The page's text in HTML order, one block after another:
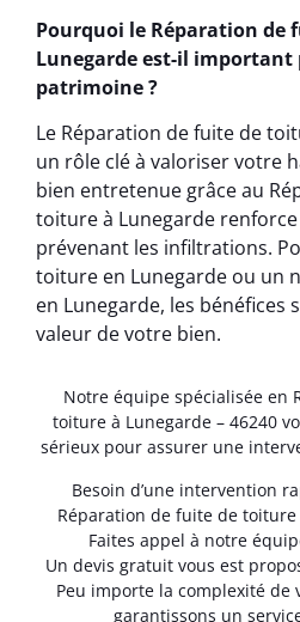
Pourquoi le Réparation de
Lunegarde est-il important
patrimoine ?
Le Réparation de fuite de
un rôle clé à valoriser votre
bien entretenue grâce au
toiture à Lunegarde
prévenant les infiltrations.
toiture en Lunegarde ou un
en Lunegarde, les bénéfices
valeur de votre bien.
Notre équipe spécialisée en
toiture à Lunegarde – 46240
sérieux pour assurer une
Besoin d’une intervention
Réparation de fuite de toiture
Faites appel à notre
Un devis gratuit vous est
Peu importe la complexité de
garantissons un